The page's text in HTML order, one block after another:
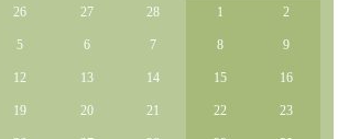
26 27 28 1 2
5 6 7 8 9
12 13 14 15 16
19 20 21 22 23